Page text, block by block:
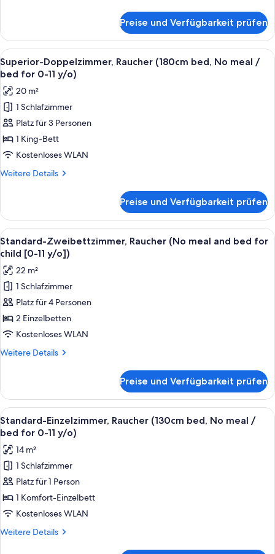
child
[0-
11
y/o])
anzeigen
Doppelzimmer,
Nichtraucher
(No
meal
bed
for
child
[0-
11
Preise und Verfügbarkeit prüfen
Alle
Fotos
für
Superior-
Doppelzimmer,
Raucher
(180cm
bed,
No
bed
for
0-
11
y/o)
anzeigen
Ein Hotelzimmer mit Bett, Fernseher,
16
Superior-Doppelzimmer, Raucher (180cm bed, No meal /
bed for 0-11 y/o)
20 m²
1 Schlafzimmer
Platz für 3 Personen
1 King-Bett
Kostenloses WLAN
Weitere Details
Weitere
Doppelzimmer,
Raucher
(180cm
bed,
meal
bed
for
0-
y/o)
Preise und Verfügbarkeit prüfen
Alle
Fotos
für
Standard-
Zweibettzimmer,
Raucher
(No
meal
and
child
[0-
11
y/o])
anzeigen
Ein Hotelzimmer mit zwei Betten,
19
Standard-Zweibettzimmer, Raucher (No meal and bed for
child [0-11 y/o])
22 m²
1 Schlafzimmer
Platz für 4 Personen
2 Einzelbetten
Kostenloses WLAN
Weitere Details
Weitere
Zweibettzimmer,
Raucher
(No
meal
bed
for
child
[0-
11
Preise und Verfügbarkeit prüfen
Alle
Fotos
für
Standard-
Einzelzimmer,
Raucher
(130cm
bed,
No
Ein Hotelzimmer mit Bett,
15
Standard-Einzelzimmer, Raucher (130cm bed, No meal /
bed for 0-11 y/o)
14 m²
1 Schlafzimmer
Platz für 1 Person
1 Komfort-Einzelbett
Kostenloses WLAN
Weitere Details
Weitere